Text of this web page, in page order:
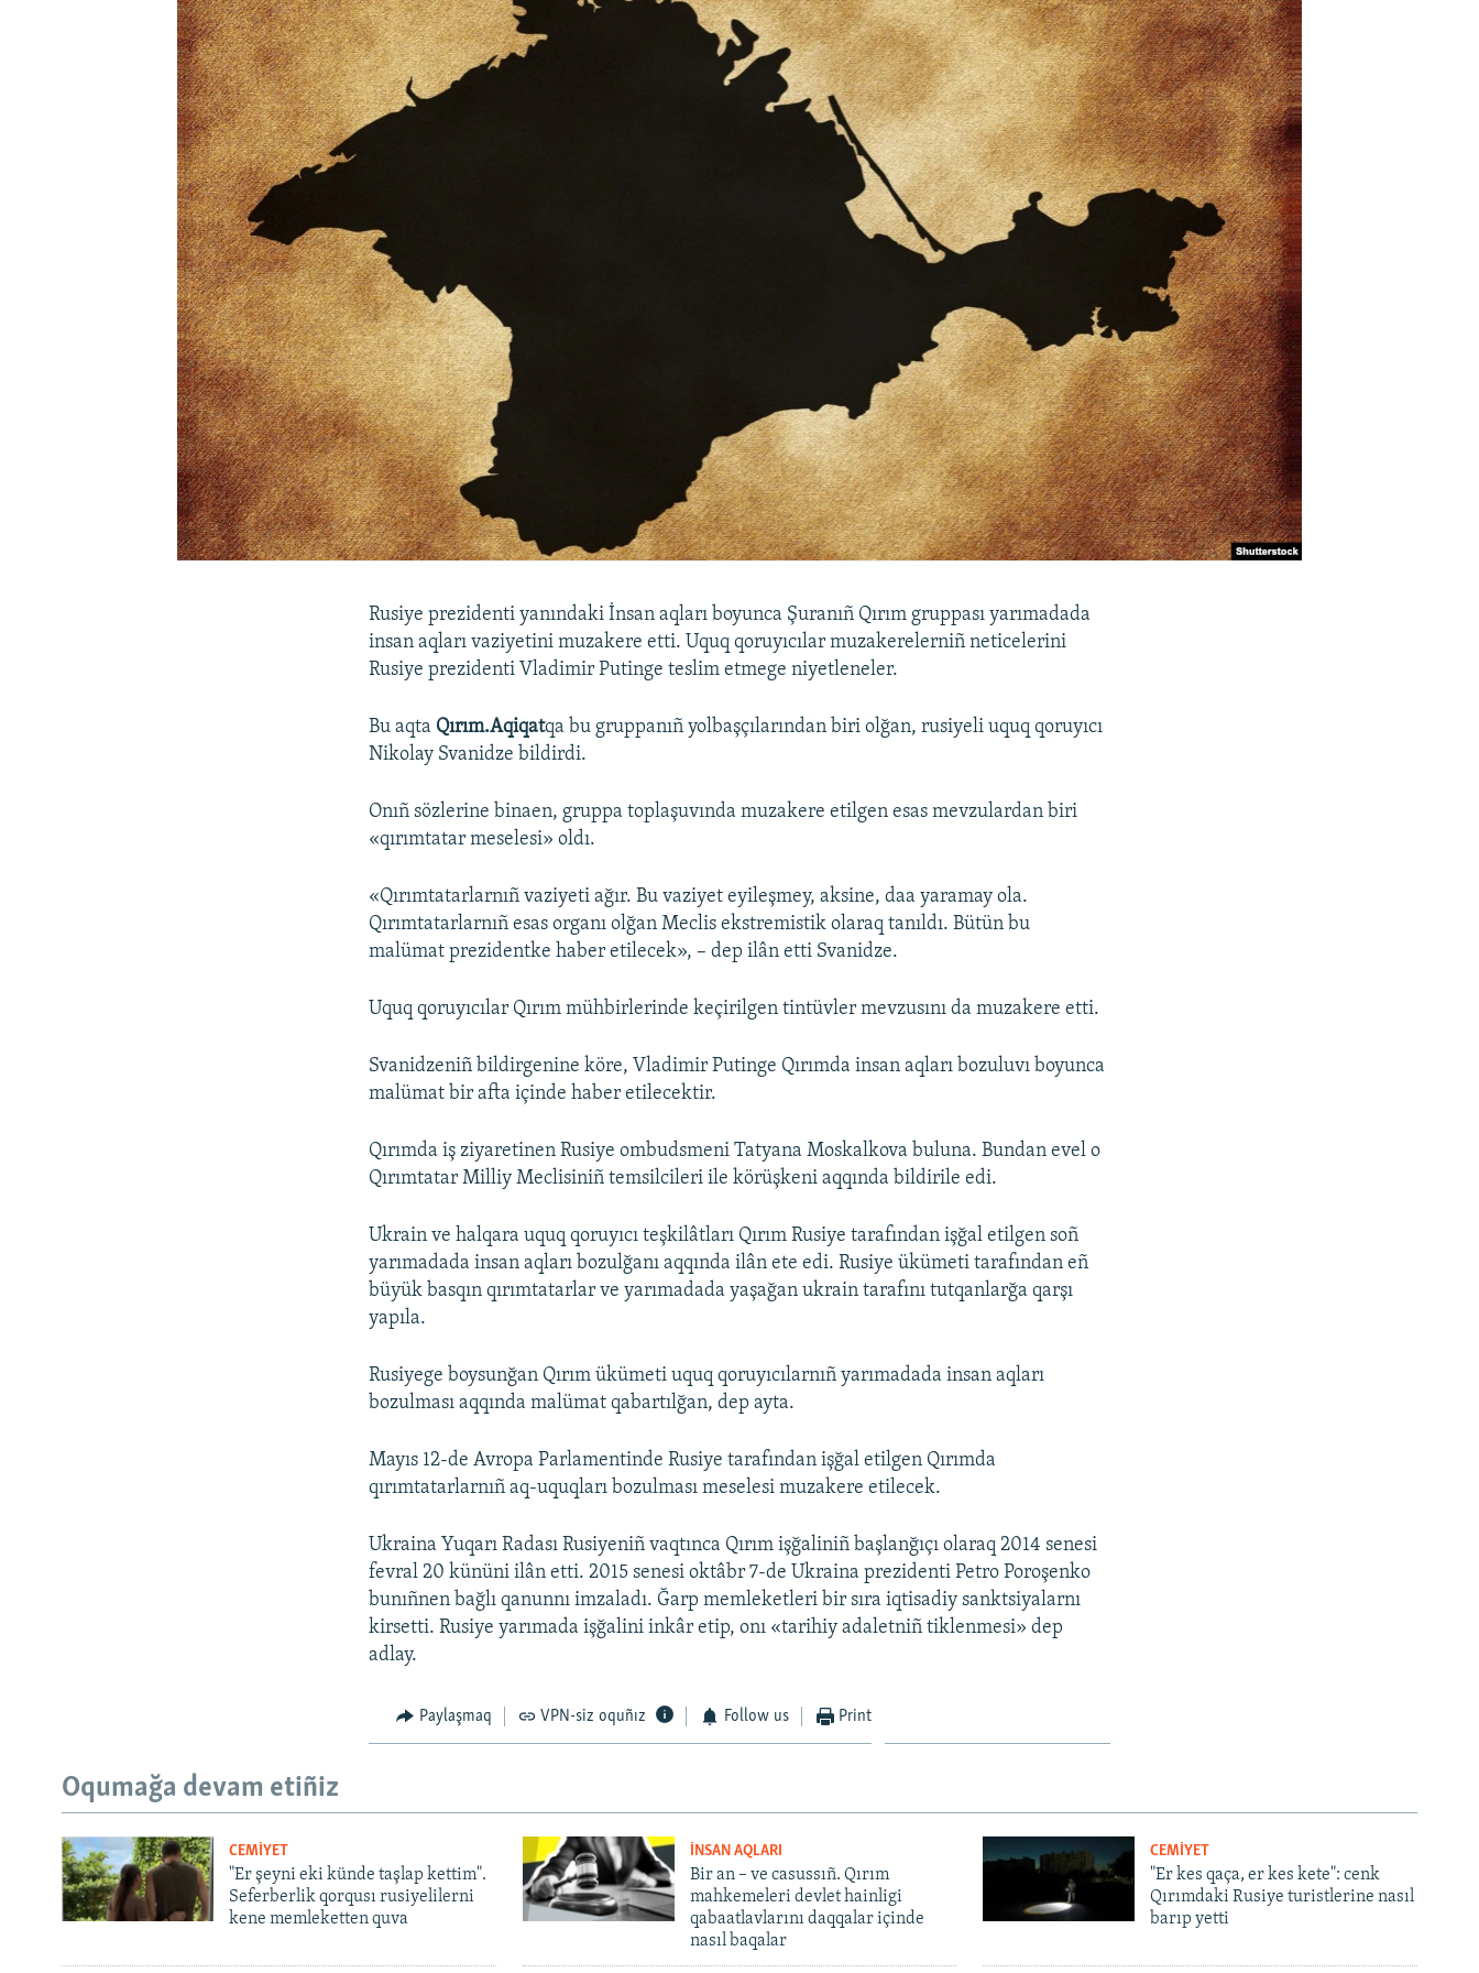
Rusiye prezidenti yanındaki İnsan aqları boyunca Şuranıñ Qırım gruppası yarımadada
insan aqları vaziyetini muzakere etti. Uquq qoruyıcılar muzakerelerniñ neticelerini
Rusiye prezidenti Vladimir Putinge teslim etmege niyetleneler.
Bu aqta Qırım.Aqiqatqa bu gruppanıñ yolbaşçılarından biri olğan, rusiyeli uquq qoruyıcı
Nikolay Svanidze bildirdi.
Onıñ sözlerine binaen, gruppa toplaşuvında muzakere etilgen esas mevzulardan biri
«qırımtatar meselesi» oldı.
«Qırımtatarlarnıñ vaziyeti ağır. Bu vaziyet eyileşmey, aksine, daa yaramay ola.
Qırımtatarlarnıñ esas organı olğan Meclis ekstremistik olaraq tanıldı. Bütün bu
malümat prezidentke haber etilecek», – dep ilân etti Svanidze.
Uquq qoruyıcılar Qırım mühbirlerinde keçirilgen tintüvler mevzusını da muzakere etti.
Svanidzeniñ bildirgenine köre, Vladimir Putinge Qırımda insan aqları bozuluvı boyunca
malümat bir afta içinde haber etilecektir.
Qırımda iş ziyaretinen Rusiye ombudsmeni Tatyana Moskalkova buluna. Bundan evel o
Qırımtatar Milliy Meclisiniñ temsilcileri ile körüşkeni aqqında bildirile edi.
Ukrain ve halqara uquq qoruyıcı teşkilâtları Qırım Rusiye tarafından işğal etilgen soñ
yarımadada insan aqları bozulğanı aqqında ilân ete edi. Rusiye ükümeti tarafından eñ
büyük basqın qırımtatarlar ve yarımadada yaşağan ukrain tarafını tutqanlarğa qarşı
yapıla.
Rusiyege boysunğan Qırım ükümeti uquq qoruyıcılarnıñ yarımadada insan aqları
bozulması aqqında malümat qabartılğan, dep ayta.
Mayıs 12-de Avropa Parlamentinde Rusiye tarafından işğal etilgen Qırımda
qırımtatarlarnıñ aq-uquqları bozulması meselesi muzakere etilecek.
Ukraina Yuqarı Radası Rusiyeniñ vaqtınca Qırım işğaliniñ başlanğıçı olaraq 2014 senesi
fevral 20 kününi ilân etti. 2015 senesi oktâbr 7-de Ukraina prezidenti Petro Poroşenko
bunıñnen bağlı qanunnı imzaladı. Ğarp memleketleri bir sıra iqtisadiy sanktsiyalarnı
kirsetti. Rusiye yarımada işğalini inkâr etip, onı «tarihiy adaletniñ tiklenmesi» dep
adlay.
Paylaşmaq VPN-siz oquñız Follow us Print
Oqumağa devam etiñiz
CEMİYET
"Er şeyni eki künde taşlap kettim".
Seferberlik qorqusı rusiyelilerni
kene memleketten quva
İNSAN AQLARI
Bir an – ve casussıñ. Qırım
mahkemeleri devlet hainligi
qabaatlavlarını daqqalar içinde
nasıl baqalar
CEMİYET
"Er kes qaça, er kes kete": cenk
Qırımdaki Rusiye turistlerine nasıl
barıp yetti